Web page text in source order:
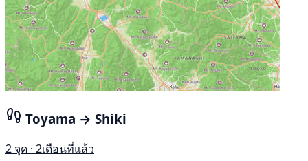
Toyama → Shiki
2 จุด · 2เดือนที่แล้ว